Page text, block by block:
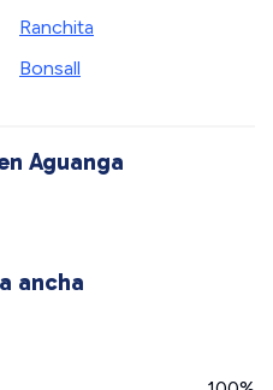
Ranchita
Bonsall
Aguanga
ancha